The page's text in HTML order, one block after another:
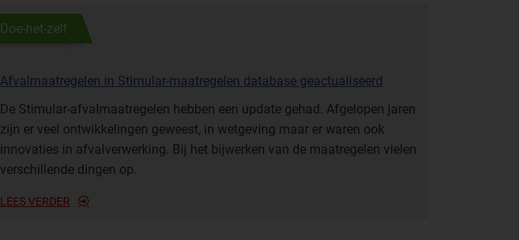
Doe-het-zelf
Afvalmaat­regelen in Stimular-maatregelen database geactualiseerd
De Stimular-afvalmaatregelen hebben een update gehad. Afgelopen jaren
zijn er veel ontwikkelingen geweest, in wetgeving maar er waren ook
innovaties in afvalverwerking. Bij het bijwerken van de maatregelen vielen
verschillende dingen op.
LEES VERDER